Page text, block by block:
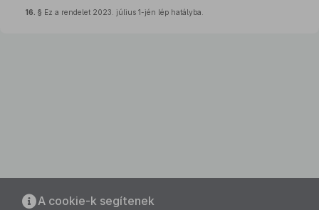
16. § Ez a rendelet 2023. július 1-jén lép hatályba.
A cookie-k segítenek